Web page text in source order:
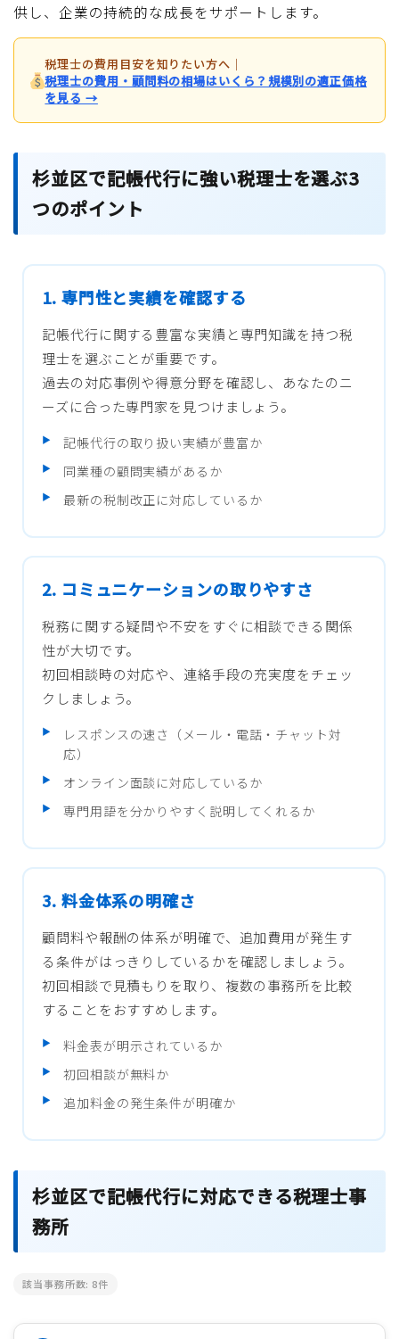
供し、企業の持続的な成長をサポートします。
税理士の費用目安を知りたい方へ ｜
税理士の費用・顧問料の相場はいくら？規模別の適正価格
を見る →
杉並区で記帳代行に強い税理士を選ぶ3
つのポイント
1. 専門性と実績を確認する
記帳代行に関する豊富な実績と専門知識を持つ税
理士を選ぶことが重要です。
過去の対応事例や得意分野を確認し、あなたのニ
ーズに合った専門家を見つけましょう。
記帳代行の取り扱い実績が豊富か
同業種の顧問実績があるか
最新の税制改正に対応しているか
2. コミュニケーションの取りやすさ
税務に関する疑問や不安をすぐに相談できる関係
性が大切です。
初回相談時の対応や、連絡手段の充実度をチェッ
クしましょう。
レスポンスの速さ（メール・電話・チャット対
応）
オンライン面談に対応しているか
専門用語を分かりやすく説明してくれるか
3. 料金体系の明確さ
顧問料や報酬の体系が明確で、追加費用が発生す
る条件がはっきりしているかを確認しましょう。
初回相談で見積もりを取り、複数の事務所を比較
することをおすすめします。
料金表が明示されているか
初回相談が無料か
追加料金の発生条件が明確か
杉並区で記帳代行に対応できる税理士事
務所
該当事務所数: 8件